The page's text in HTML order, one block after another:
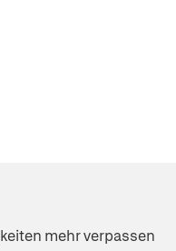
mehr verpassen